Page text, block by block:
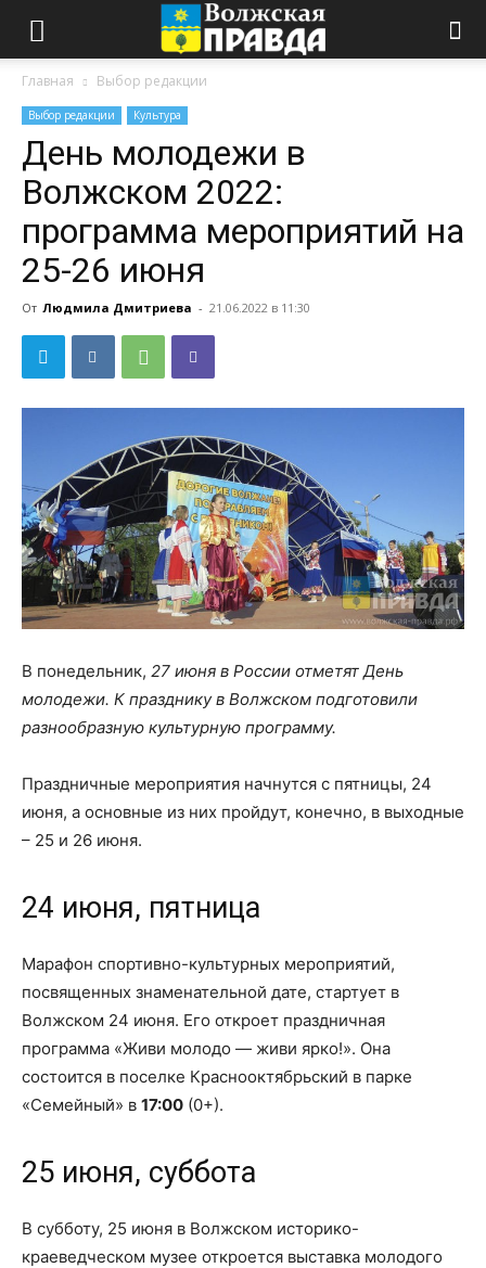
Главная Выбор редакции
Выбор редакции Культура
День молодежи в
Волжском 2022:
программа мероприятий на
25-26 июня
От Людмила Дмитриева - 21.06.2022 в 11:30
В понедельник, 27 июня в России отметят День
молодежи. К празднику в Волжском подготовили
разнообразную культурную программу.
Праздничные мероприятия начнутся с пятницы, 24
июня, а основные из них пройдут, конечно, в выходные
– 25 и 26 июня.
24 июня, пятница
Марафон спортивно-культурных мероприятий,
посвященных знаменательной дате, стартует в
Волжском 24 июня. Его откроет праздничная
программа «Живи молодо — живи ярко!». Она
состоится в поселке Краснооктябрьский в парке
«Семейный» в 17:00 (0+).
25 июня, суббота
В субботу, 25 июня в Волжском историко-
краеведческом музее откроется выставка молодого